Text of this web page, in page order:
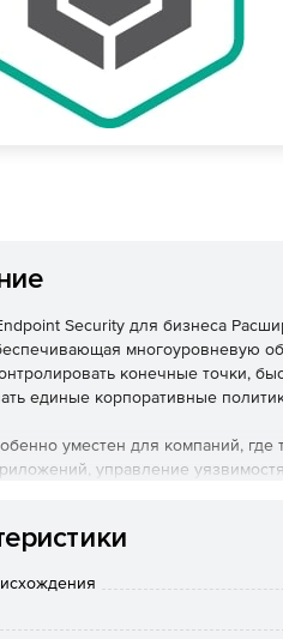
Security для бизнеса
многоуровневую
конечные точки,
единые корпоративные
уместен для компаний,
управление
Security для бизнеса
и администрирования.